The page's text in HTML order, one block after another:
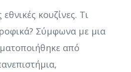
εθνικές κουζίνες. Τι
Σύμφωνα με μια
από